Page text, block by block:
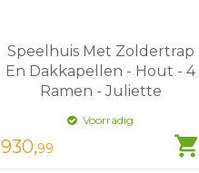
shopping_cart
Speelhuis Met Zoldertrap
En Dakkapellen - Hout - 4
Ramen - Juliette
Voorradig
930,99